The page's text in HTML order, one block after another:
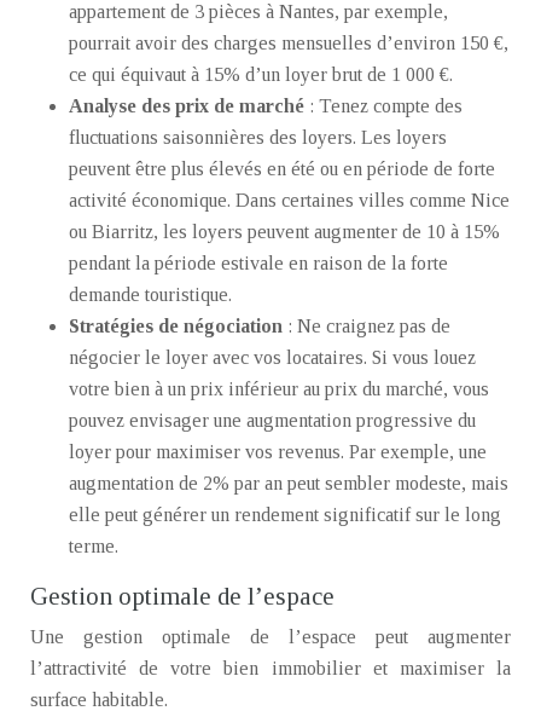
appartement de 3 pièces à Nantes, par exemple,
pourrait avoir des charges mensuelles d’environ 150 €,
ce qui équivaut à 15% d’un loyer brut de 1 000 €.
Analyse des prix de marché : Tenez compte des
fluctuations saisonnières des loyers. Les loyers
peuvent être plus élevés en été ou en période de forte
activité économique. Dans certaines villes comme Nice
ou Biarritz, les loyers peuvent augmenter de 10 à 15%
pendant la période estivale en raison de la forte
demande touristique.
Stratégies de négociation : Ne craignez pas de
négocier le loyer avec vos locataires. Si vous louez
votre bien à un prix inférieur au prix du marché, vous
pouvez envisager une augmentation progressive du
loyer pour maximiser vos revenus. Par exemple, une
augmentation de 2% par an peut sembler modeste, mais
elle peut générer un rendement significatif sur le long
terme.
Gestion optimale de l’espace
Une gestion optimale de l’espace peut augmenter
l’attractivité de votre bien immobilier et maximiser la
surface habitable.